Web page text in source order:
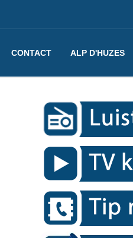
CONTACT ALP D'HUZES